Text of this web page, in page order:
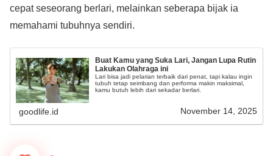
cepat seseorang berlari, melainkan seberapa bijak ia
memahami tubuhnya sendiri.
Buat Kamu yang Suka Lari, Jangan Lupa Rutin
Lakukan Olahraga ini
Lari bisa jadi pelarian terbaik dari penat, tapi kalau ingin
tubuh tetap seimbang dan performa makin maksimal,
kamu butuh lebih dari sekadar berlari.
goodlife.id November 14, 2025